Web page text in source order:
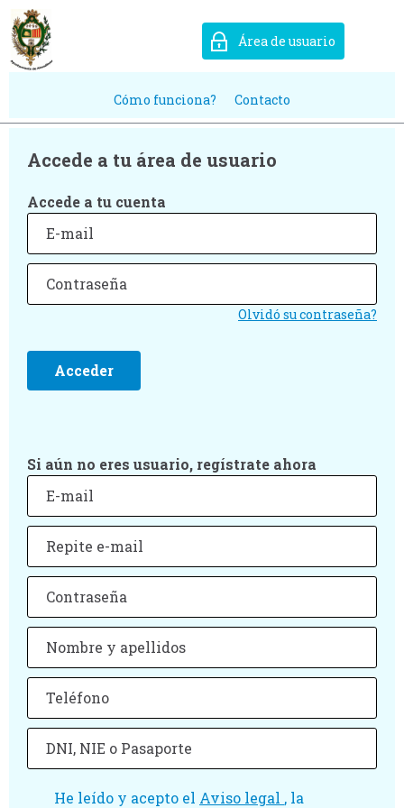
Área de usuario
Cómo funciona? Contacto
Accede a tu área de usuario
Accede a tu cuenta
Olvidó su contraseña?
Si aún no eres usuario, regístrate ahora
He leído y acepto el Aviso legal , la